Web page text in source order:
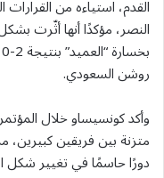
القدم، استياءه من
النصر، مؤكدًا أنها أثّرت
روشن السعودي.
وأكد كونسيساو خلال
متزنة بين فريقين
دورًا حاسمًا في تغيير شكل